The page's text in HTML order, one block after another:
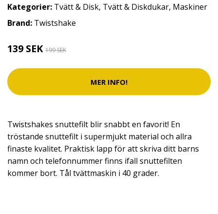
Kategorier: Tvätt & Disk, Tvätt & Diskdukar, Maskiner
Brand: Twistshake
139 SEK 199 SEK
MER INFO!
Twistshakes snuttefilt blir snabbt en favorit! En
tröstande snuttefilt i supermjukt material och allra
finaste kvalitet. Praktisk lapp för att skriva ditt barns
namn och telefonnummer finns ifall snuttefilten
kommer bort. Tål tvättmaskin i 40 grader.